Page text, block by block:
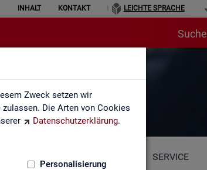
Zweck setzen wir
Die Arten von Cookies
Datenschutzerklärung.
Personalisierung
INHALT KONTAKT LEICHTE SPRACHE
Suche
SERVICE